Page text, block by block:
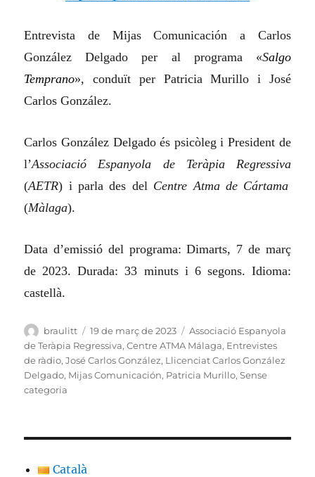
Entrevista de Mijas Comunicación a Carlos
González Delgado per al programa «Salgo
Temprano», conduït per Patricia Murillo i José
Carlos González.
Carlos González Delgado és psicòleg i President de
l’Associació Espanyola de Teràpia Regressiva
(AETR) i parla des del Centre Atma de Cártama
(Màlaga).
Data d’emissió del programa: Dimarts, 7 de març
de 2023. Durada: 33 minuts i 6 segons. Idioma:
castellà.
Autor
braulitt
Publicat
el
19 de març de 2023 Categories
Associació Espanyola
de Teràpia Regressiva,Centre ATMA Málaga, Entrevistes
de ràdio,José Carlos González, Llicenciat Carlos González
Delgado, Mijas Comunicación, Patricia Murillo,Sense
categoria
Català